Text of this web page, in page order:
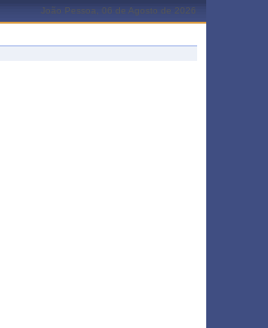
João Pessoa, 06 de Agosto de 2026